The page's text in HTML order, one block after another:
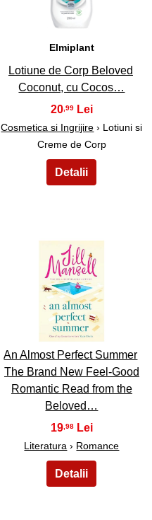
Elmiplant
Lotiune de Corp Beloved
Coconut, cu Cocos…
20,99
Cosmetica si Ingrijire › Lotiuni si
Creme de Corp
12
An Almost Perfect Summer
The Brand New Feel-Good
Romantic Read from the
Beloved…
19,98
Literatura › Romance